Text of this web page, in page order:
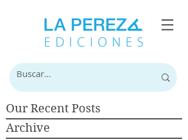
Our Recent Posts
Archive